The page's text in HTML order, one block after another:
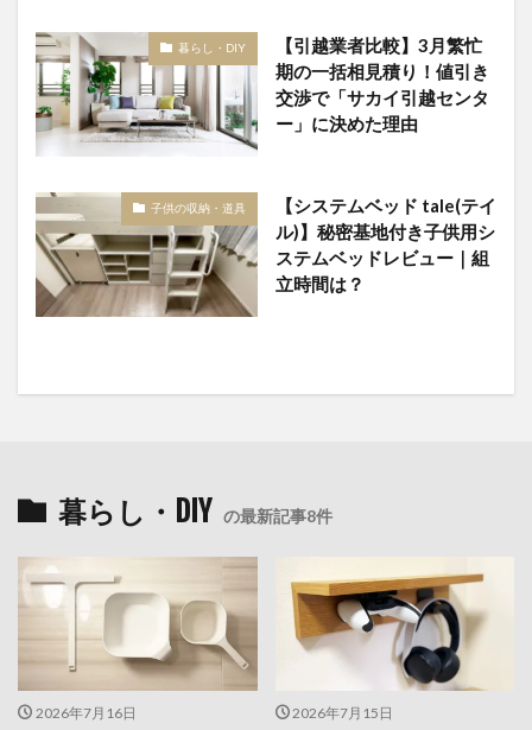
暮らし・DIY
【引越業者比較】3月繁忙
期の一括相見積り！値引き
交渉で「サカイ引越センタ
ー」に決めた理由
子供の収納・道具
【システムベッド tale(テイ
ル)】秘密基地付き子供用シ
ステムベッドレビュー｜組
立時間は？
暮らし・DIY の最新記事8件
2026年7月16日 2026年7月15日